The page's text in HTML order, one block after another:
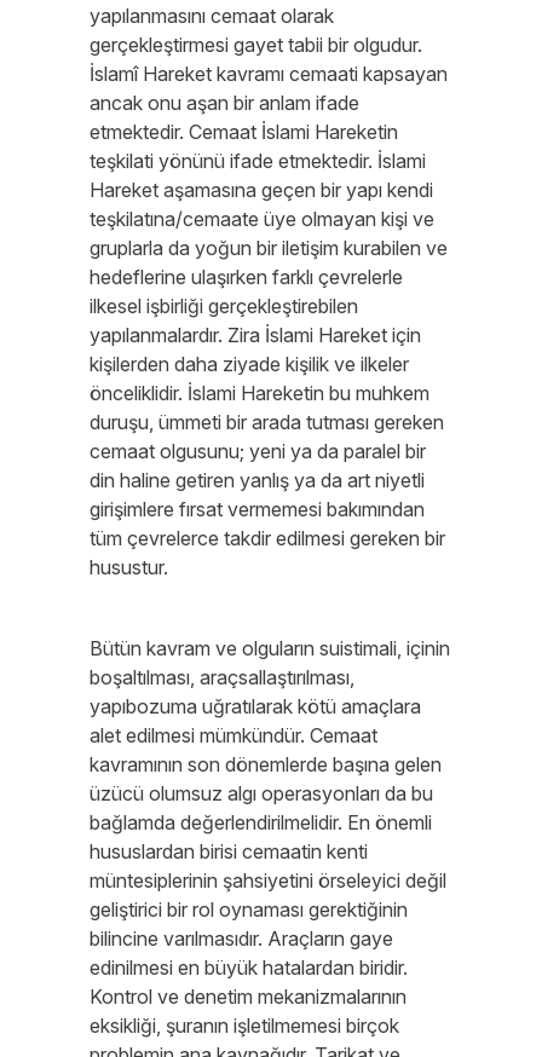
yapılanmasını cemaat olarak
gerçekleştirmesi gayet tabii bir olgudur.
İslamî Hareket kavramı cemaati kapsayan
ancak onu aşan bir anlam ifade
etmektedir. Cemaat İslami Hareketin
teşkilati yönünü ifade etmektedir. İslami
Hareket aşamasına geçen bir yapı kendi
teşkilatına/cemaate üye olmayan kişi ve
gruplarla da yoğun bir iletişim kurabilen ve
hedeflerine ulaşırken farklı çevrelerle
ilkesel işbirliği gerçekleştirebilen
yapılanmalardır. Zira İslami Hareket için
kişilerden daha ziyade kişilik ve ilkeler
önceliklidir. İslami Hareketin bu muhkem
duruşu, ümmeti bir arada tutması gereken
cemaat olgusunu; yeni ya da paralel bir
din haline getiren yanlış ya da art niyetli
girişimlere fırsat vermemesi bakımından
tüm çevrelerce takdir edilmesi gereken bir
husustur.
Bütün kavram ve olguların suistimali, içinin
boşaltılması, araçsallaştırılması,
yapıbozuma uğratılarak kötü amaçlara
alet edilmesi mümkündür. Cemaat
kavramının son dönemlerde başına gelen
üzücü olumsuz algı operasyonları da bu
bağlamda değerlendirilmelidir. En önemli
hususlardan birisi cemaatin kenti
müntesiplerinin şahsiyetini örseleyici değil
geliştirici bir rol oynaması gerektiğinin
bilincine varılmasıdır. Araçların gaye
edinilmesi en büyük hatalardan biridir.
Kontrol ve denetim mekanizmalarının
eksikliği, şuranın işletilmemesi birçok